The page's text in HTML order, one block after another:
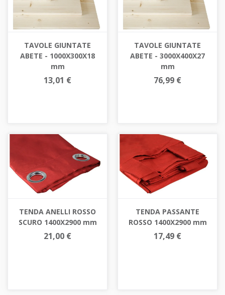
TAVOLE GIUNTATE
ABETE - 1000X300X18
mm
13,01 €
TAVOLE GIUNTATE
ABETE - 3000X400X27
mm
76,99 €
TENDA ANELLI ROSSO
SCURO 1400X2900 mm
21,00 €
TENDA PASSANTE
ROSSO 1400X2900 mm
17,49 €